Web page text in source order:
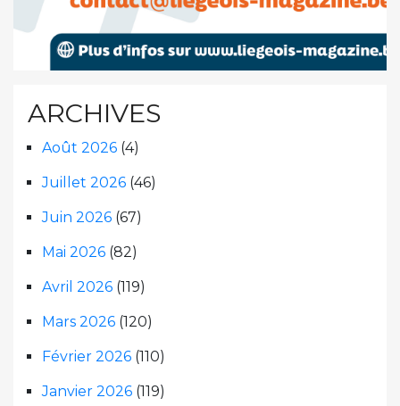
ARCHIVES
Août 2026 (4)
Juillet 2026 (46)
Juin 2026 (67)
Mai 2026 (82)
Avril 2026 (119)
Mars 2026 (120)
Février 2026 (110)
Janvier 2026 (119)